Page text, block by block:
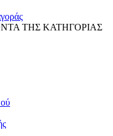
ΤΗΣ ΚΑΤΗΓΟΡΙΑΣ